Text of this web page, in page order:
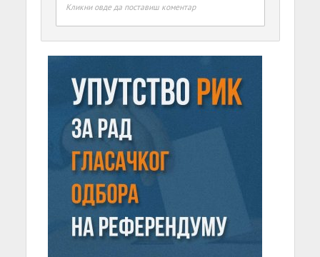
Кликни овде да поставиш коментар